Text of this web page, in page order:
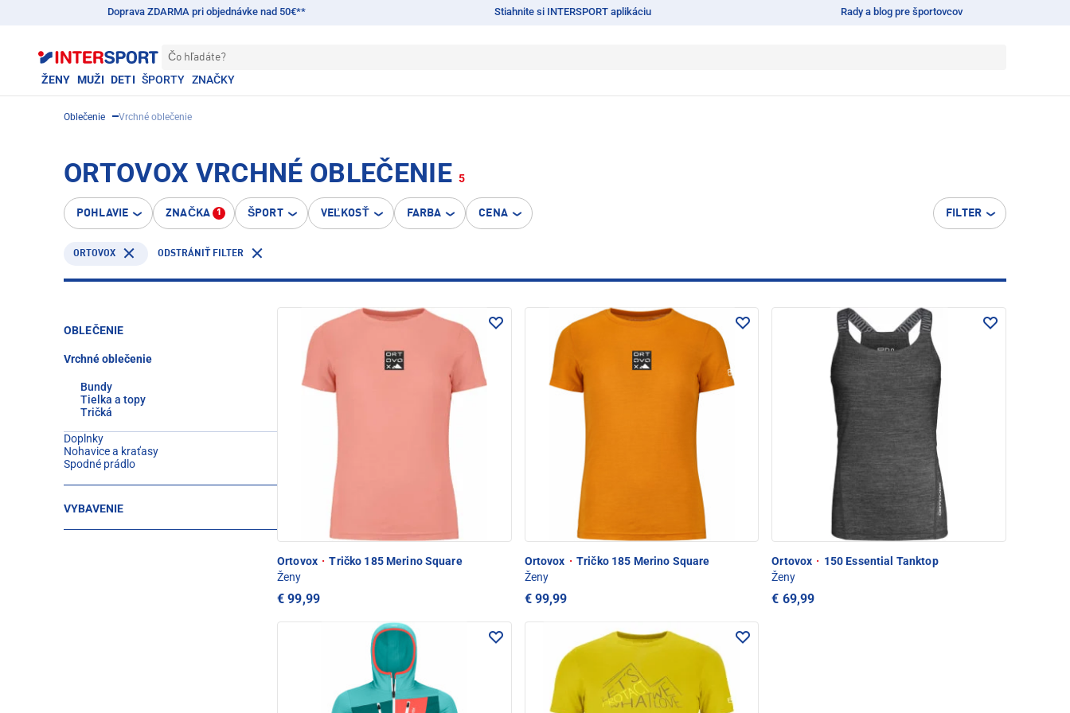
Doprava ZDARMA pri objednávke nad 50€** Stiahnite si INTERSPORT aplikáciu Rady a blog pre športovcov
Čo hľadáte?
ŽENY MUŽI DETI ŠPORTY ZNAČKY
Oblečenie Vrchné oblečenie
ORTOVOX VRCHNÉ OBLEČENIE 5
POHLAVIE ZNAČKA 1 ŠPORT VEĽKOSŤ FARBA CENA FILTER
ORTOVOX ODSTRÁNIŤ FILTER
OBLEČENIE
Vrchné oblečenie
Bundy
Tielka a topy
Tričká
Doplnky
Nohavice a kraťasy
Spodné prádlo
VYBAVENIE
Ortovox · Tričko 185 Merino Square
Ženy
€ 99,99
Ortovox · Tričko 185 Merino Square
Ženy
€ 99,99
Ortovox · 150 Essential Tanktop
Ženy
€ 69,99